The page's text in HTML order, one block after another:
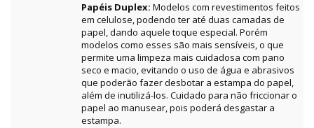
Papéis Duplex: Modelos com revestimentos feitos
em celulose, podendo ter até duas camadas de
papel, dando aquele toque especial. Porém
modelos como esses são mais sensíveis, o que
permite uma limpeza mais cuidadosa com pano
seco e macio, evitando o uso de água e abrasivos
que poderão fazer desbotar a estampa do papel,
além de inutilizá-los. Cuidado para não friccionar o
papel ao manusear, pois poderá desgastar a
estampa.